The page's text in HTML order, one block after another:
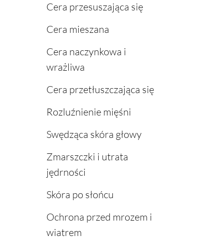
Cera przesuszająca się
Cera mieszana
Cera naczynkowa i
wrażliwa
Cera przetłuszczająca się
Rozluźnienie mięśni
Swędząca skóra głowy
Zmarszczki i utrata
jędrności
Skóra po słońcu
Ochrona przed mrozem i
wiatrem